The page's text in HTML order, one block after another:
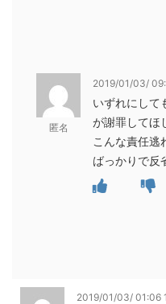
匿名
2019/01/03/
いずれにして
が謝罪してほ
こんな責任逃
ばっかりで反
2019/01/03/ 01:06